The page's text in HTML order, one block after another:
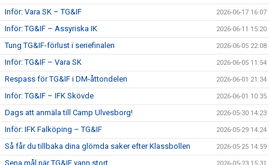
Inför: Vara SK – TG&IF 2026-06-17 16:07
Inför: TG&IF – Assyriska IK 2026-06-11 15:20
Tung TG&IF-förlust i seriefinalen 2026-06-05 22:08
Inför: TG&IF – Vara SK 2026-06-05 11:54
Respass för TG&IF i DM-åttondelen 2026-06-01 21:34
Inför: TG&IF – IFK Skövde 2026-06-01 10:35
Dags att anmäla till Camp Ulvesborg! 2026-05-30 14:23
Inför: IFK Falköping – TG&IF 2026-05-29 14:24
Så får du tillbaka dina glömda saker efter Klassbollen 2026-05-25 14:59
Sena mål när TG&IF vann stort